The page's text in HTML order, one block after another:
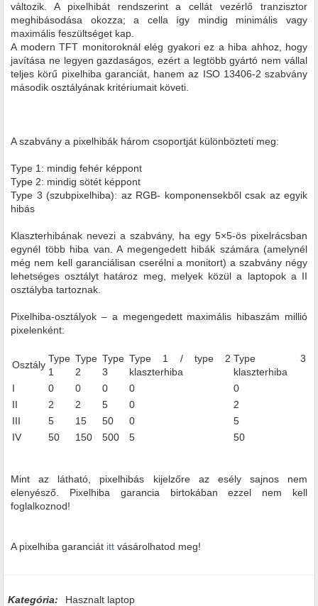
változik. A pixelhibát rendszerint a cellát vezérlő tranzisztor
meghibásodása okozza; a cella így mindig minimális vagy
maximális feszültséget kap.
A modern TFT monitoroknál elég gyakori ez a hiba ahhoz, hogy
javítása ne legyen gazdaságos, ezért a legtöbb gyártó nem vállal
teljes körű pixelhiba garanciát, hanem az ISO 13406-2 szabvány
második osztályának kritériumait követi.
A szabvány a pixelhibák három csoportját különbözteti meg:
Type 1: mindig fehér képpont
Type 2: mindig sötét képpont
Type 3 (szubpixelhiba): az RGB- komponensekből csak az egyik
hibás
Klaszterhibának nevezi a szabvány, ha egy 5×5-ös pixelrácsban
egynél több hiba van. A megengedett hibák számára (amelynél
még nem kell garanciálisan cserélni a monitort) a szabvány négy
lehetséges osztályt határoz meg, melyek közül a laptopok a II
osztályba tartoznak.
Pixelhiba-osztályok – a megengedett maximális hibaszám millió
pixelenként:
Osztály
Type
1
Type
2
Type
3
Type 1 / type 2
klaszterhiba
Type 3
klaszterhiba
I
0 0 0 0
0
II
2 2 5 0
2
III
5 15 50 0
5
IV
50 150 500 5 50
Mint az látható, pixelhibás kijelzőre az esély sajnos nem
elenyésző. Pixelhiba garancia birtokában ezzel nem kell
foglalkoznod!
A pixelhiba garanciát itt vásárolhatod meg!
Kategória: Hasznalt laptop